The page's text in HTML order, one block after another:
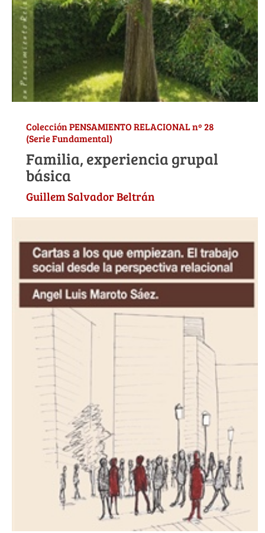
Colección PENSAMIENTO RELACIONAL nº 28
(Serie Fundamental)
Familia, experiencia grupal
básica
Guillem Salvador Beltrán